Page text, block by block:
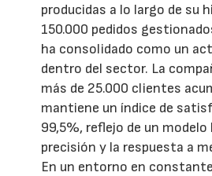
producidas a lo largo de su
150.000 pedidos
ha consolidado como un
dentro del sector. La
más de 25.000 clientes
mantiene un índice de
99,5%, reflejo de un modelo
precisión y la respuesta a
En un entorno en